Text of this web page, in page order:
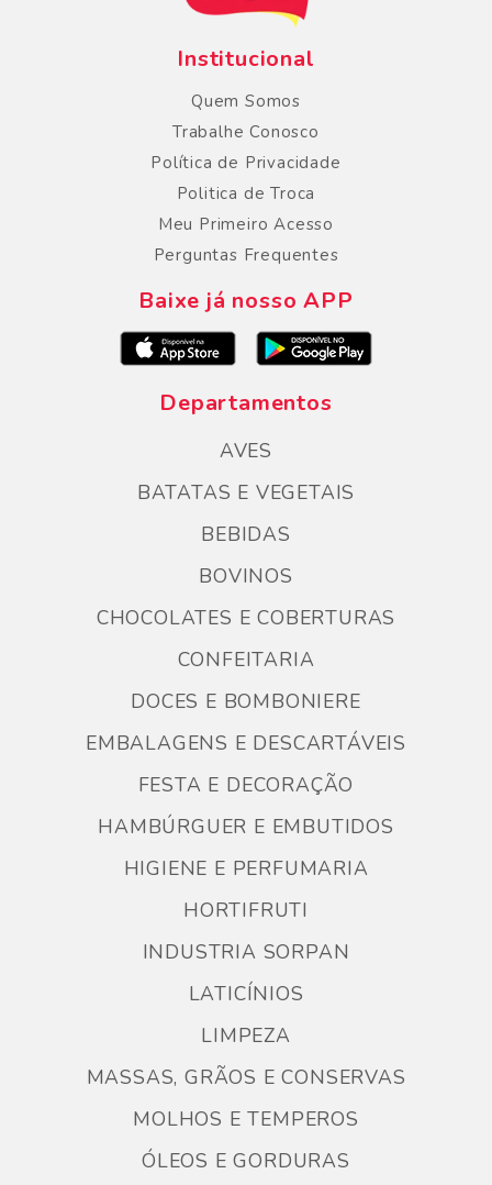
Institucional
Quem Somos
Trabalhe Conosco
Política de Privacidade
Politica de Troca
Meu Primeiro Acesso
Perguntas Frequentes
Baixe já nosso APP
Departamentos
AVES
BATATAS E VEGETAIS
BEBIDAS
BOVINOS
CHOCOLATES E COBERTURAS
CONFEITARIA
DOCES E BOMBONIERE
EMBALAGENS E DESCARTÁVEIS
FESTA E DECORAÇÃO
HAMBÚRGUER E EMBUTIDOS
HIGIENE E PERFUMARIA
HORTIFRUTI
INDUSTRIA SORPAN
LATICÍNIOS
LIMPEZA
MASSAS, GRÃOS E CONSERVAS
MOLHOS E TEMPEROS
ÓLEOS E GORDURAS